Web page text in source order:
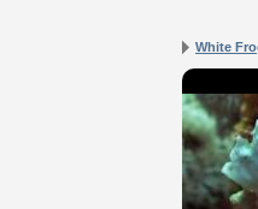
White